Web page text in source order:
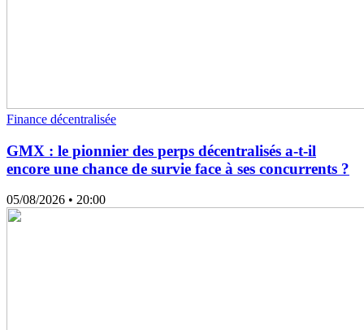
Finance décentralisée
GMX : le pionnier des perps décentralisés a-t-il
encore une chance de survie face à ses concurrents ?
05/08/2026 • 20:00